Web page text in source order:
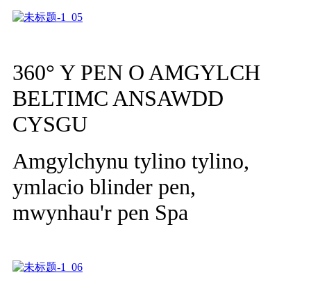
360° Y PEN O AMGYLCH
BELTIMC ANSAWDD
CYSGU
Amgylchynu tylino tylino,
ymlacio blinder pen,
mwynhau'r pen Spa